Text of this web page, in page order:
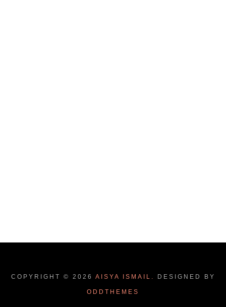
COPYRIGHT © 2026 AISYA ISMAIL. DESIGNED BY
ODDTHEMES